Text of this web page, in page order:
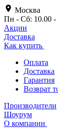
Москва
Пн - Сб: 10.00 -
Акции
Доставка
Как купить
Оплата
Доставка
Гарантия
Возврат
Производители
Шоурум
О компании